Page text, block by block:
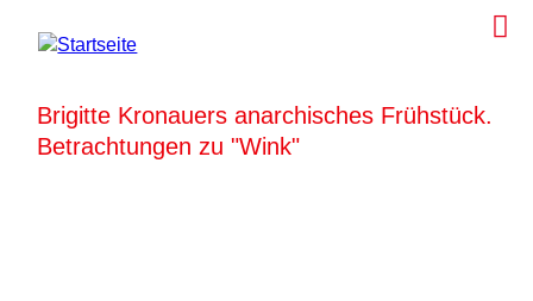
Brigitte Kronauers anarchisches Frühstück.
Betrachtungen zu "Wink"